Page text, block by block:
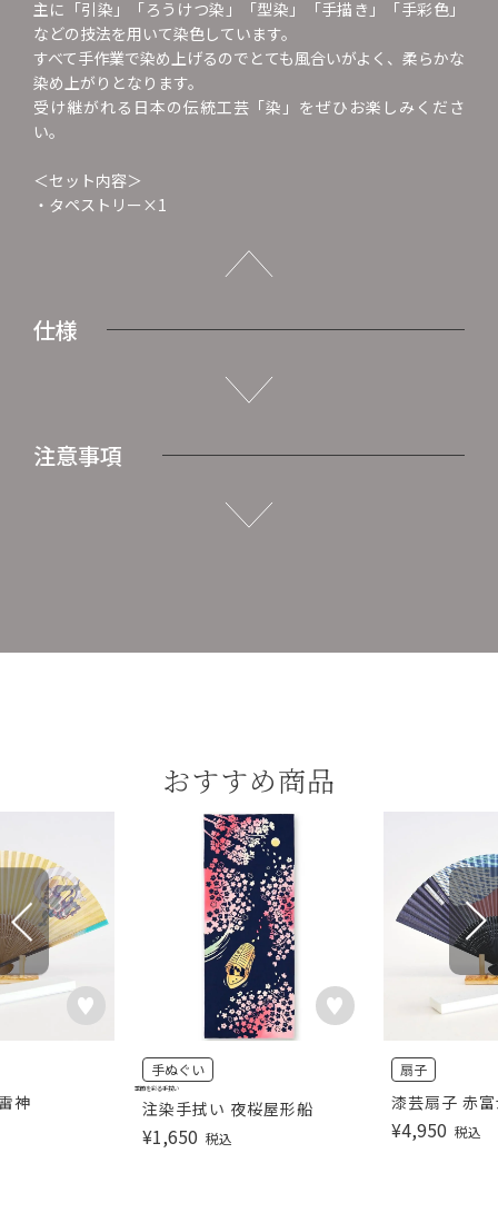
主に「引染」「ろうけつ染」「型染」「手描き」「手彩色」
などの技法を用いて染色しています。
すべて手作業で染め上げるのでとても風合いがよく、柔らかな
染め上がりとなります。
受け継がれる日本の伝統工芸「染」をぜひお楽しみくださ
い。
＜セット内容＞
・タペストリー×1
仕様
注意事項
おすすめ商品
神 注染手拭い 夜桜屋形船
手ぬぐい
¥1,650 税込
季節を彩る手拭い
漆芸扇子 赤
扇子
¥4,950 税込